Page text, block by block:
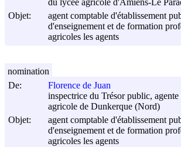
du lycée agricole d'Amiens-Le
Objet:
agent comptable d'établissement
d'enseignement et de formation
agricoles les agents
De:
Florence de Juan
inspectrice du Trésor public,
agricole de Dunkerque (Nord)
Objet:
agent comptable d'établissement
d'enseignement et de formation
agricoles les agents
nomination